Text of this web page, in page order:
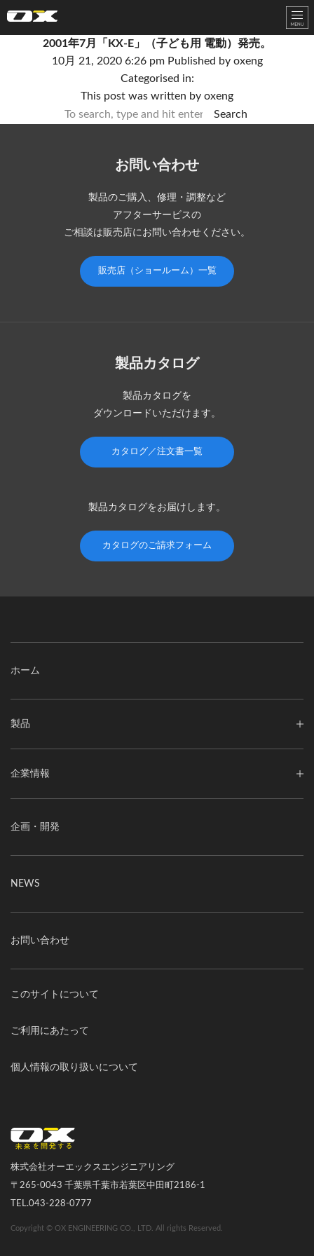
2001年7月「KX-E」（子ども用 電動）発売。
10月 21, 2020 6:26 pm Published by oxeng
Categorised in:
This post was written by oxeng
Search
お問い合わせ
製品のご購入、修理・調整など
アフターサービスの
ご相談は販売店にお問い合わせください。
販売店（ショールーム）一覧
製品カタログ
製品カタログを
ダウンロードいただけます。
カタログ／注文書一覧
製品カタログをお届けします。
カタログのご請求フォーム
ホーム
製品
企業情報
企画・開発
NEWS
お問い合わせ
このサイトについて
ご利用にあたって
個人情報の取り扱いについて
株式会社オーエックスエンジニアリング
〒265-0043 千葉県千葉市若葉区中田町2186-1
TEL.043-228-0777
Copyright © OX ENGINEERING CO., LTD. All rights Reserved.